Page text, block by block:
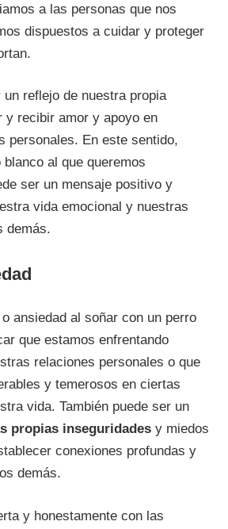
a las personas que nos
dispuestos a cuidar y proteger
un reflejo de nuestra propia
y recibir amor y apoyo en
personales. En este sentido,
al que queremos
ser un mensaje positivo y
vida emocional y nuestras
demás.
ansiedad al soñar con un perro
que estamos enfrentando
relaciones personales o que
y temerosos en ciertas
vida. También puede ser un
propias inseguridades y miedos
conexiones profundas y
demás.
y honestamente con las